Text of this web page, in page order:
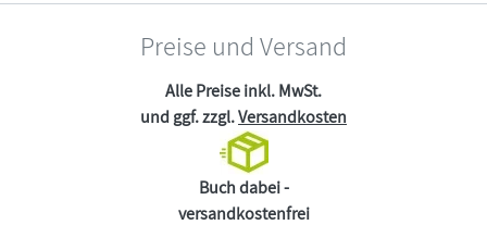
Preise und Versand
Alle Preise inkl. MwSt.
und ggf. zzgl.Versandkosten
Buch dabei -
versandkostenfrei